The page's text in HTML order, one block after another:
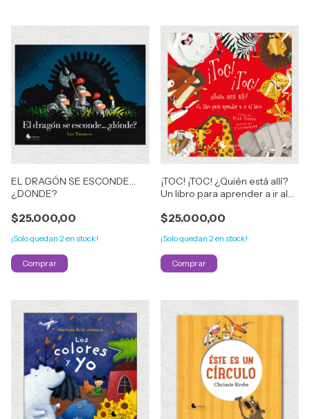
EL DRAGÓN SE ESCONDE…
¿DONDE?
$25.000,00
¡Solo quedan 2 en stock!
¡TOC! ¡TOC! ¿Quién está allí?
Un libro para aprender a ir al
$25.000,00
¡Solo quedan 2 en stock!